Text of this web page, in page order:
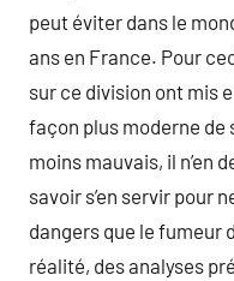
peut éviter dans le
ans en France. Pour
sur ce division ont mis
façon plus moderne de
moins mauvais, il n’en
savoir s’en servir pour
dangers que le fumeur
réalité, des analyses